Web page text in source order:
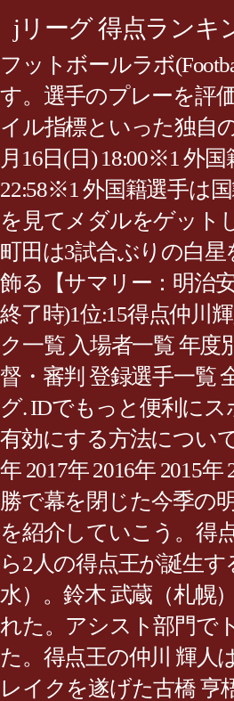
jリーグ 得点ランキ
フットボールラボ
す。選手のプレーを評
イル指標といった独自
月16日(日) 18:00※1 外
22:58※1 外国籍選手は
を見てメダルをゲット
町田は3試合ぶりの白星
飾る【サマリー：明治
終了時)1位:15得点仲川
ク一覧 入場者一覧 年度
督・審判 登録選手一覧
グ. IDでもっと便利にス
有効にする方法について
年 2017年 2016年 2015年
勝で幕を閉じた今季の
を紹介していこう。得
ら2人の得点王が誕生
水）。鈴木 武蔵（札幌
れた。アシスト部門で
た。得点王の仲川 輝人
レイクを遂げた古橋 亨